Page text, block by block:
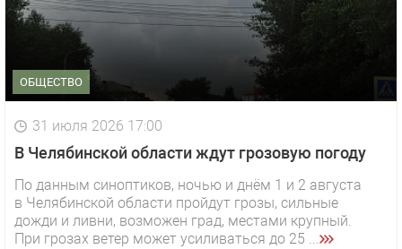
ОБЩЕСТВО
31 июля 2026 17:00
В Челябинской области ждут грозовую погоду
По данным синоптиков, ночью и днём 1 и 2 августа
в Челябинской области пройдут грозы, сильные
дожди и ливни, возможен град, местами крупный.
При грозах ветер может усиливаться до 25 ...